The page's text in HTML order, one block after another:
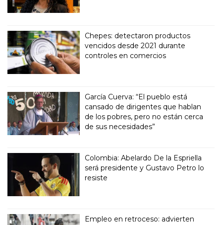
Chepes: detectaron productos
vencidos desde 2021 durante
controles en comercios
García Cuerva: “El pueblo está
cansado de dirigentes que hablan
de los pobres, pero no están cerca
de sus necesidades”
Colombia: Abelardo De la Espriella
será presidente y Gustavo Petro lo
resiste
Empleo en retroceso: advierten